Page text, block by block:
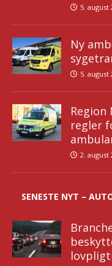
5. august
Ny
5. august
regler
2. august
SENESTE NYT –